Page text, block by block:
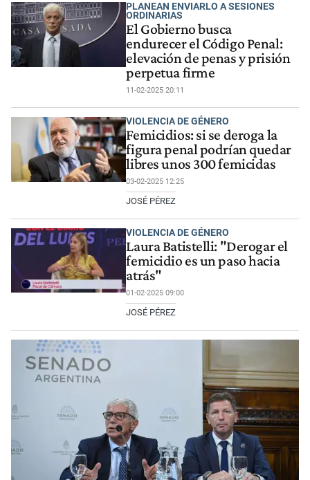
PLANEAN ENVIARLO A SESIONES
ORDINARIAS
El Gobierno busca
endurecer el Código Penal:
elevación de penas y prisión
perpetua firme
11-02-2025 20:11
VIOLENCIA DE GÉNERO
Femicidios: si se deroga la
figura penal podrían quedar
libres unos 300 femicidas
03-02-2025 12:25
JOSÉ PÉREZ
VIOLENCIA DE GÉNERO
Laura Batistelli: "Derogar el
femicidio es un paso hacia
atrás"
01-02-2025 09:00
JOSÉ PÉREZ